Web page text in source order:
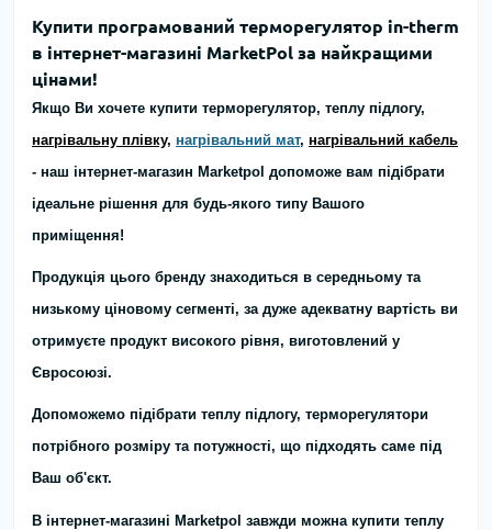
Купити програмований терморегулятор in-therm
в інтернет-магазині MarketPol за найкращими
цінами!
Якщо Ви хочете купити терморегулятор, теплу підлогу,
нагрівальну плівку, нагрівальний мат, нагрівальний кабель
- наш інтернет-магазин Marketpol допоможе вам підібрати
ідеальне рішення для будь-якого типу Вашого
приміщення!
Продукція цього бренду знаходиться в середньому та
низькому ціновому сегменті, за дуже адекватну вартість ви
отримуєте продукт високого рівня, виготовлений у
Євросоюзі.
Допоможемо підібрати теплу підлогу, терморегулятори
потрібного розміру та потужності, що підходять саме під
Ваш об'єкт.
В інтернет-магазині Marketpol завжди можна купити теплу